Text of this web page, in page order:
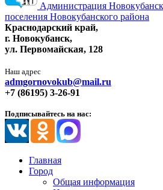
Администрация
поселения Новокубанского района
Краснодарский край,
г. Новокубанск,
ул. Первомайская, 128
Наш адрес
admgornovokub@mail.ru
+7 (86195) 3-26-91
Подписывайтесь на нас:
Главная
Город
Общая информация